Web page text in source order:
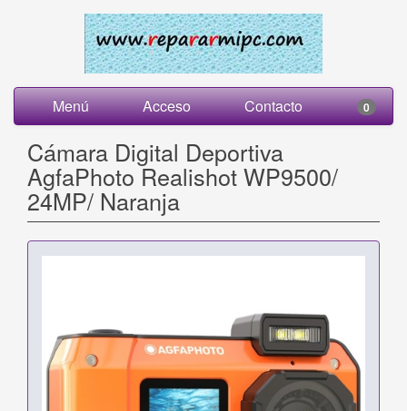
Menú Acceso Contacto 0
Cámara Digital Deportiva
AgfaPhoto Realishot WP9500/
24MP/ Naranja